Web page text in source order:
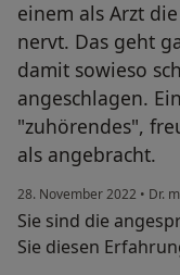
einem als Arzt
nervt. Das geht
damit sowieso
angeschlagen.
"zuhörendes",
als angebracht.
28. November 2022 • Dr.
Sie sind die
Sie diesen